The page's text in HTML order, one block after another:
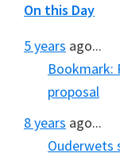
On this Day
5 years ago...
Bookmark:
proposal
8 years ago...
Ouderwets